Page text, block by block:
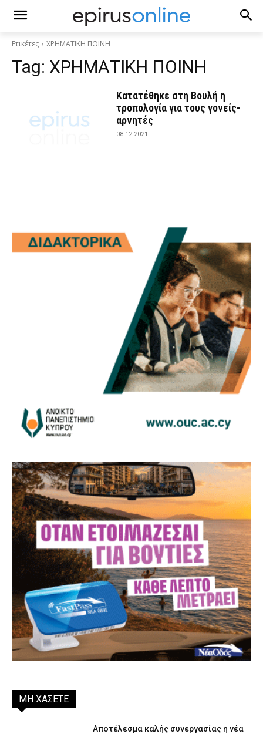
Ετικέτες ΧΡΗΜΑΤΙΚΗ ΠΟΙΝΗ
Tag: ΧΡΗΜΑΤΙΚΗ ΠΟΙΝΗ
Κατατέθηκε στη Βουλή η
τροπολογία για τους γονείς-
αρνητές
08.12.2021
ΜΗ ΧΑΣΕΤΕ
Αποτέλεσμα καλής συνεργασίας η νέα